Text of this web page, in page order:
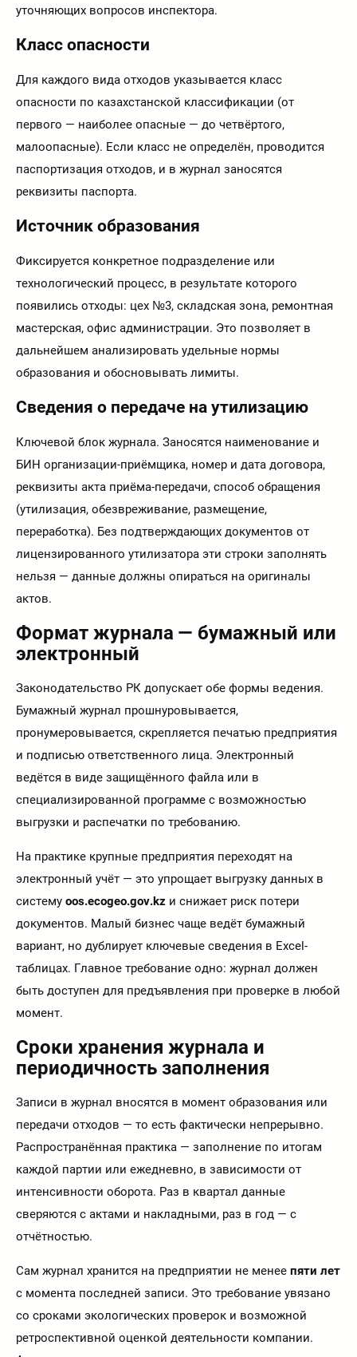
уточняющих вопросов инспектора.
Класс опасности
Для каждого вида отходов указывается класс
опасности по казахстанской классификации (от
первого — наиболее опасные — до четвёртого,
малоопасные). Если класс не определён, проводится
паспортизация отходов, и в журнал заносятся
реквизиты паспорта.
Источник образования
Фиксируется конкретное подразделение или
технологический процесс, в результате которого
появились отходы: цех №3, складская зона, ремонтная
мастерская, офис администрации. Это позволяет в
дальнейшем анализировать удельные нормы
образования и обосновывать лимиты.
Сведения о передаче на утилизацию
Ключевой блок журнала. Заносятся наименование и
БИН организации-приёмщика, номер и дата договора,
реквизиты акта приёма-передачи, способ обращения
(утилизация, обезвреживание, размещение,
переработка). Без подтверждающих документов от
лицензированного утилизатора эти строки заполнять
нельзя — данные должны опираться на оригиналы
актов.
Формат журнала — бумажный или
электронный
Законодательство РК допускает обе формы ведения.
Бумажный журнал прошнуровывается,
пронумеровывается, скрепляется печатью предприятия
и подписью ответственного лица. Электронный
ведётся в виде защищённого файла или в
специализированной программе с возможностью
выгрузки и распечатки по требованию.
На практике крупные предприятия переходят на
электронный учёт — это упрощает выгрузку данных в
систему oos.ecogeo.gov.kz и снижает риск потери
документов. Малый бизнес чаще ведёт бумажный
вариант, но дублирует ключевые сведения в Excel-
таблицах. Главное требование одно: журнал должен
быть доступен для предъявления при проверке в любой
момент.
Сроки хранения журнала и
периодичность заполнения
Записи в журнал вносятся в момент образования или
передачи отходов — то есть фактически непрерывно.
Распространённая практика — заполнение по итогам
каждой партии или ежедневно, в зависимости от
интенсивности оборота. Раз в квартал данные
сверяются с актами и накладными, раз в год — с
отчётностью.
Сам журнал хранится на предприятии не менее пяти лет
с момента последней записи. Это требование увязано
со сроками экологических проверок и возможной
ретроспективной оценкой деятельности компании.